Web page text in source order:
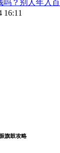
？别人年入
16:11
旗鼓攻略